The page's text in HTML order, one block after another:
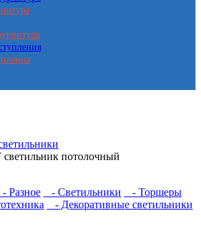
светильник потолочный
- Разное - Светильники
- Торшеры
- Декоративные светильники